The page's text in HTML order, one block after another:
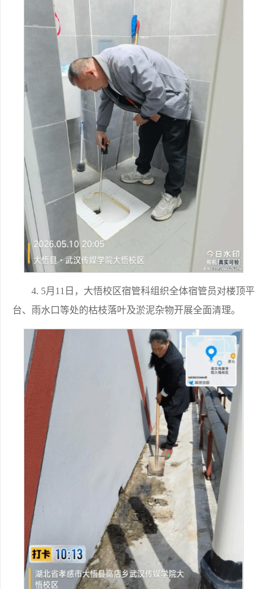
4. 5月11日，大悟校区宿管科组织全体宿管员对楼顶平
台、雨水口等处的枯枝落叶及淤泥杂物开展全面清理。